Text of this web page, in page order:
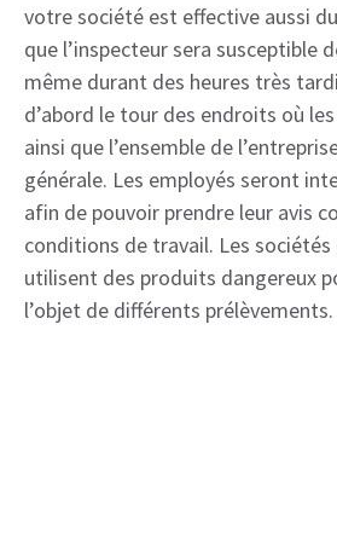
votre société est effective aussi
que l’inspecteur sera susceptible
même durant des heures très
d’abord le tour des endroits où
ainsi que l’ensemble de
générale. Les employés seront
afin de pouvoir prendre leur avis
conditions de travail. Les
utilisent des produits dangereux
l’objet de différents prélèvements.